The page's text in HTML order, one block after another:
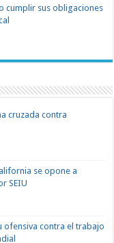
cumplir sus obligaciones
cruzada contra
se opone a
SEIU
ofensiva contra el trabajo